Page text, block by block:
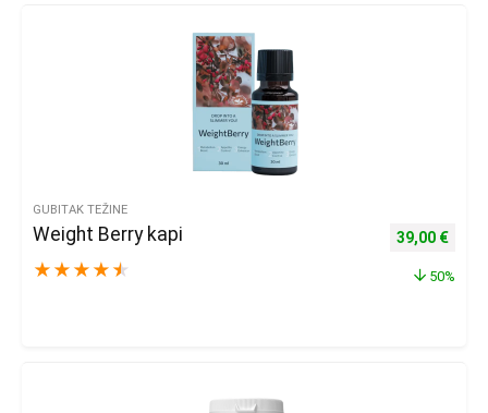
GUBITAK TEŽINE
Weight Berry kapi
★ ★ ★ ★ ★
Izvorna
39,00 €
50%